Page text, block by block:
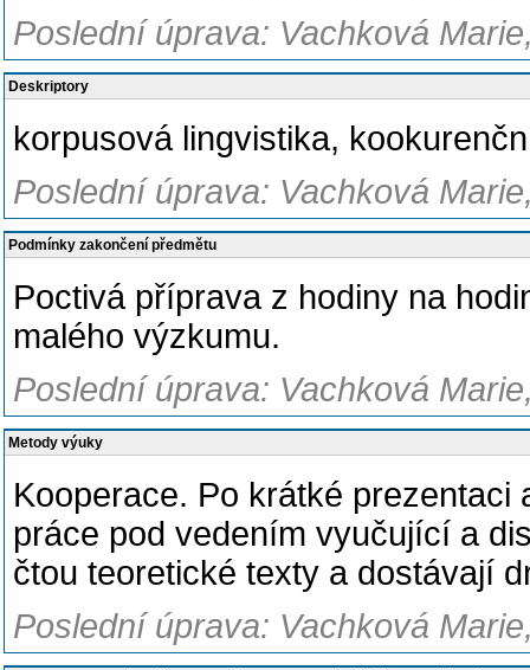
Poslední úprava: Vachková
Deskriptory
korpusová lingvistika,
Poslední úprava: Vachková
Podmínky zakončení předmětu
Poctivá příprava z hodiny na
malého výzkumu.
Poslední úprava: Vachková
Metody výuky
Kooperace. Po krátké
práce pod vedením vyučující a
čtou teoretické texty a dostávají
Poslední úprava: Vachková